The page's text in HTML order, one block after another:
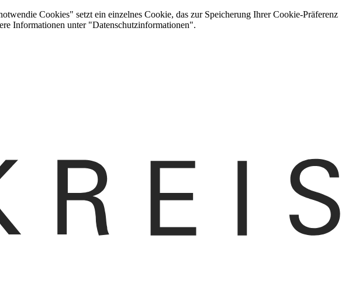
Cookies" setzt ein einzelnes Cookie, das zur Speicherung Ihrer Cookie-Präferenz
Informationen unter "Datenschutzinformationen".